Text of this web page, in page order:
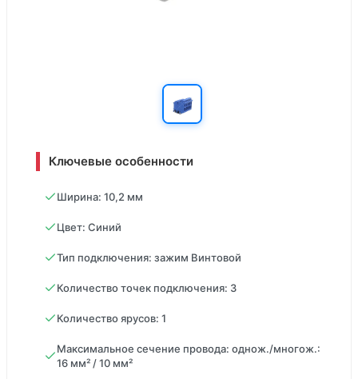
Ключевые особенности
Ширина: 10,2 мм
Цвет: Синий
Тип подключения: зажим Винтовой
Количество точек подключения: 3
Количество ярусов: 1
Максимальное сечение провода: однож./многож.:
16 мм² / 10 мм²